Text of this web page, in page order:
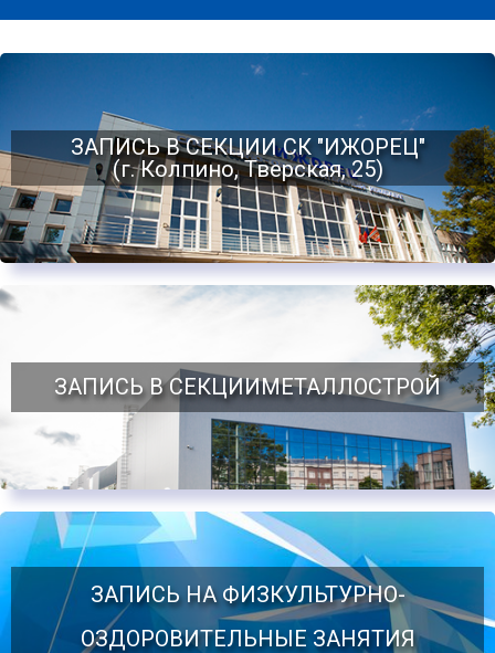
ЗАПИСЬ В СЕКЦИИ СК "ИЖОРЕЦ"
(г. Колпино, Тверская, 25)
ЗАПИСЬ В СЕКЦИИМЕТАЛЛОСТРОЙ
ЗАПИСЬ НА ФИЗКУЛЬТУРНО-
ОЗДОРОВИТЕЛЬНЫЕ ЗАНЯТИЯ